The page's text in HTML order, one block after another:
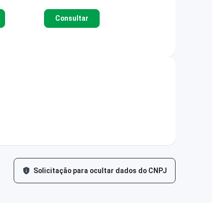
Consultar
Solicitação para ocultar dados do CNPJ